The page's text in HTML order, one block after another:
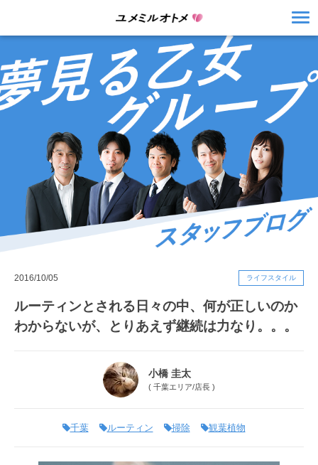
2016/10/05 ライフスタイル
ルーティンとされる日々の中、何が正しいのか
わからないが、とりあえず継続は力なり。。。
小橋 圭太
( 千葉エリア/店長 )
千葉 ルーティン 掃除 観葉植物